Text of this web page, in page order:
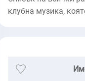
клубна музика,